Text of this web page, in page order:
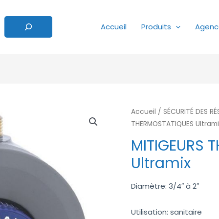
Accueil
Produits
Accueil /SÉCURITÉ DES
THERMOSTATIQUES
MITIGEURS
Ultramix
Diamètre: 3/4″ à 2″
Utilisation: sanitaire